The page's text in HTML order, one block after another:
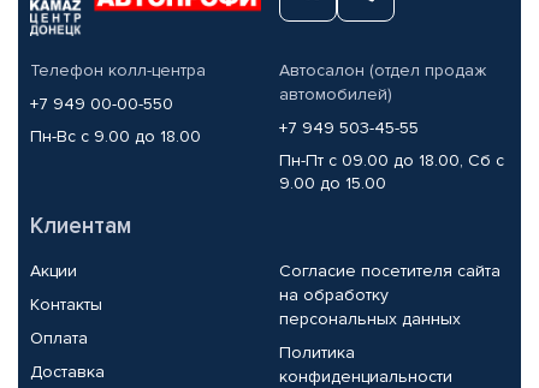
Телефон колл-центра
+7 949 00-00-550
Пн-Вс с 9.00 до 18.00
Автосалон (отдел продаж
автомобилей)
+7 949 503-45-55
Пн-Пт с 09.00 до 18.00, Сб с
9.00 до 15.00
Клиентам
Акции
Контакты
Оплата
Доставка
Согласие посетителя сайта
на обработку
персональных данных
Политика
конфиденциальности